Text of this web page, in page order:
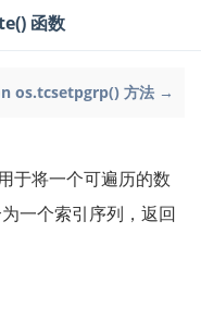
os.tcsetpgrp() 方法 →
函数
于将一个可遍历的数
一个索引序列，返回